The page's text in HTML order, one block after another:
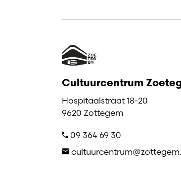
Cultuurcentrum
Hospitaalstraat 18-20
9620 Zottegem
09 364 69 30